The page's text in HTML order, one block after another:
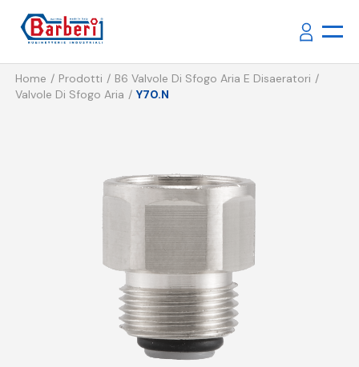
Home Prodotti
B6 Valvole Di Sfogo Aria E Disaeratori
Valvole Di Sfogo Aria
Y70.N